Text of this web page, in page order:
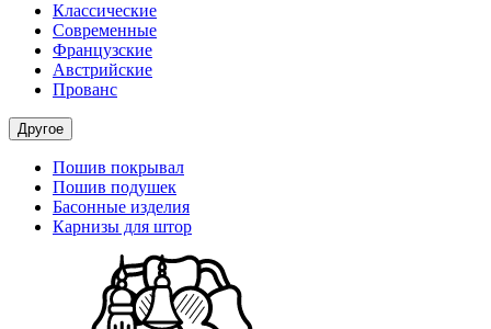
Классические
Современные
Французские
Австрийские
Прованс
Другое
Пошив покрывал
Пошив подушек
Басонные изделия
Карнизы для штор